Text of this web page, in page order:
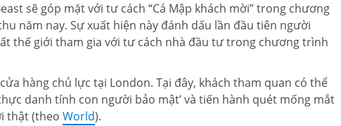
sẽ góp mặt với tư cách “Cá Mập khách mời” trong chương
năm nay. Sự xuất hiện này đánh dấu lần đầu tiên người
thế giới tham gia với tư cách nhà đầu tư trong chương trình
hàng chủ lực tại London. Tại đây, khách tham quan có thể
danh tính con người bảo mật’ và tiến hành quét mống mắt
thật (theo World).